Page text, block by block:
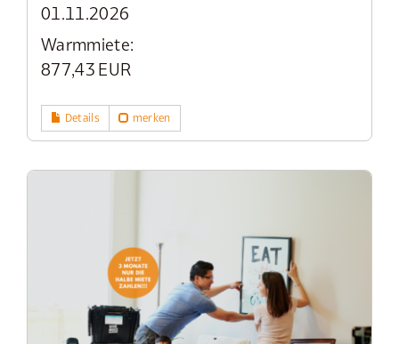
01.11.2026
Warmmiete:
877,43 EUR
Details merken